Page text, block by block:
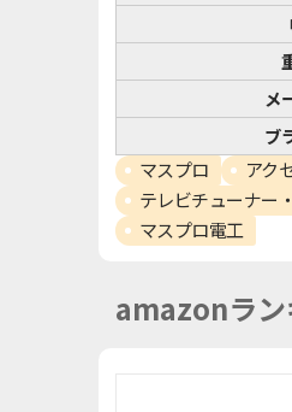
メ
ブ
マスプロ アク
テレビチューナー
マスプロ電工
amazonラン